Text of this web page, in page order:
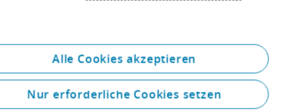
Regulatory & Compliance: Tax
Controversy
vradermacher@deloitte.de
+49 211 8772 3655
Alle Cookies akzeptieren
Nur erforderliche Cookies setzen